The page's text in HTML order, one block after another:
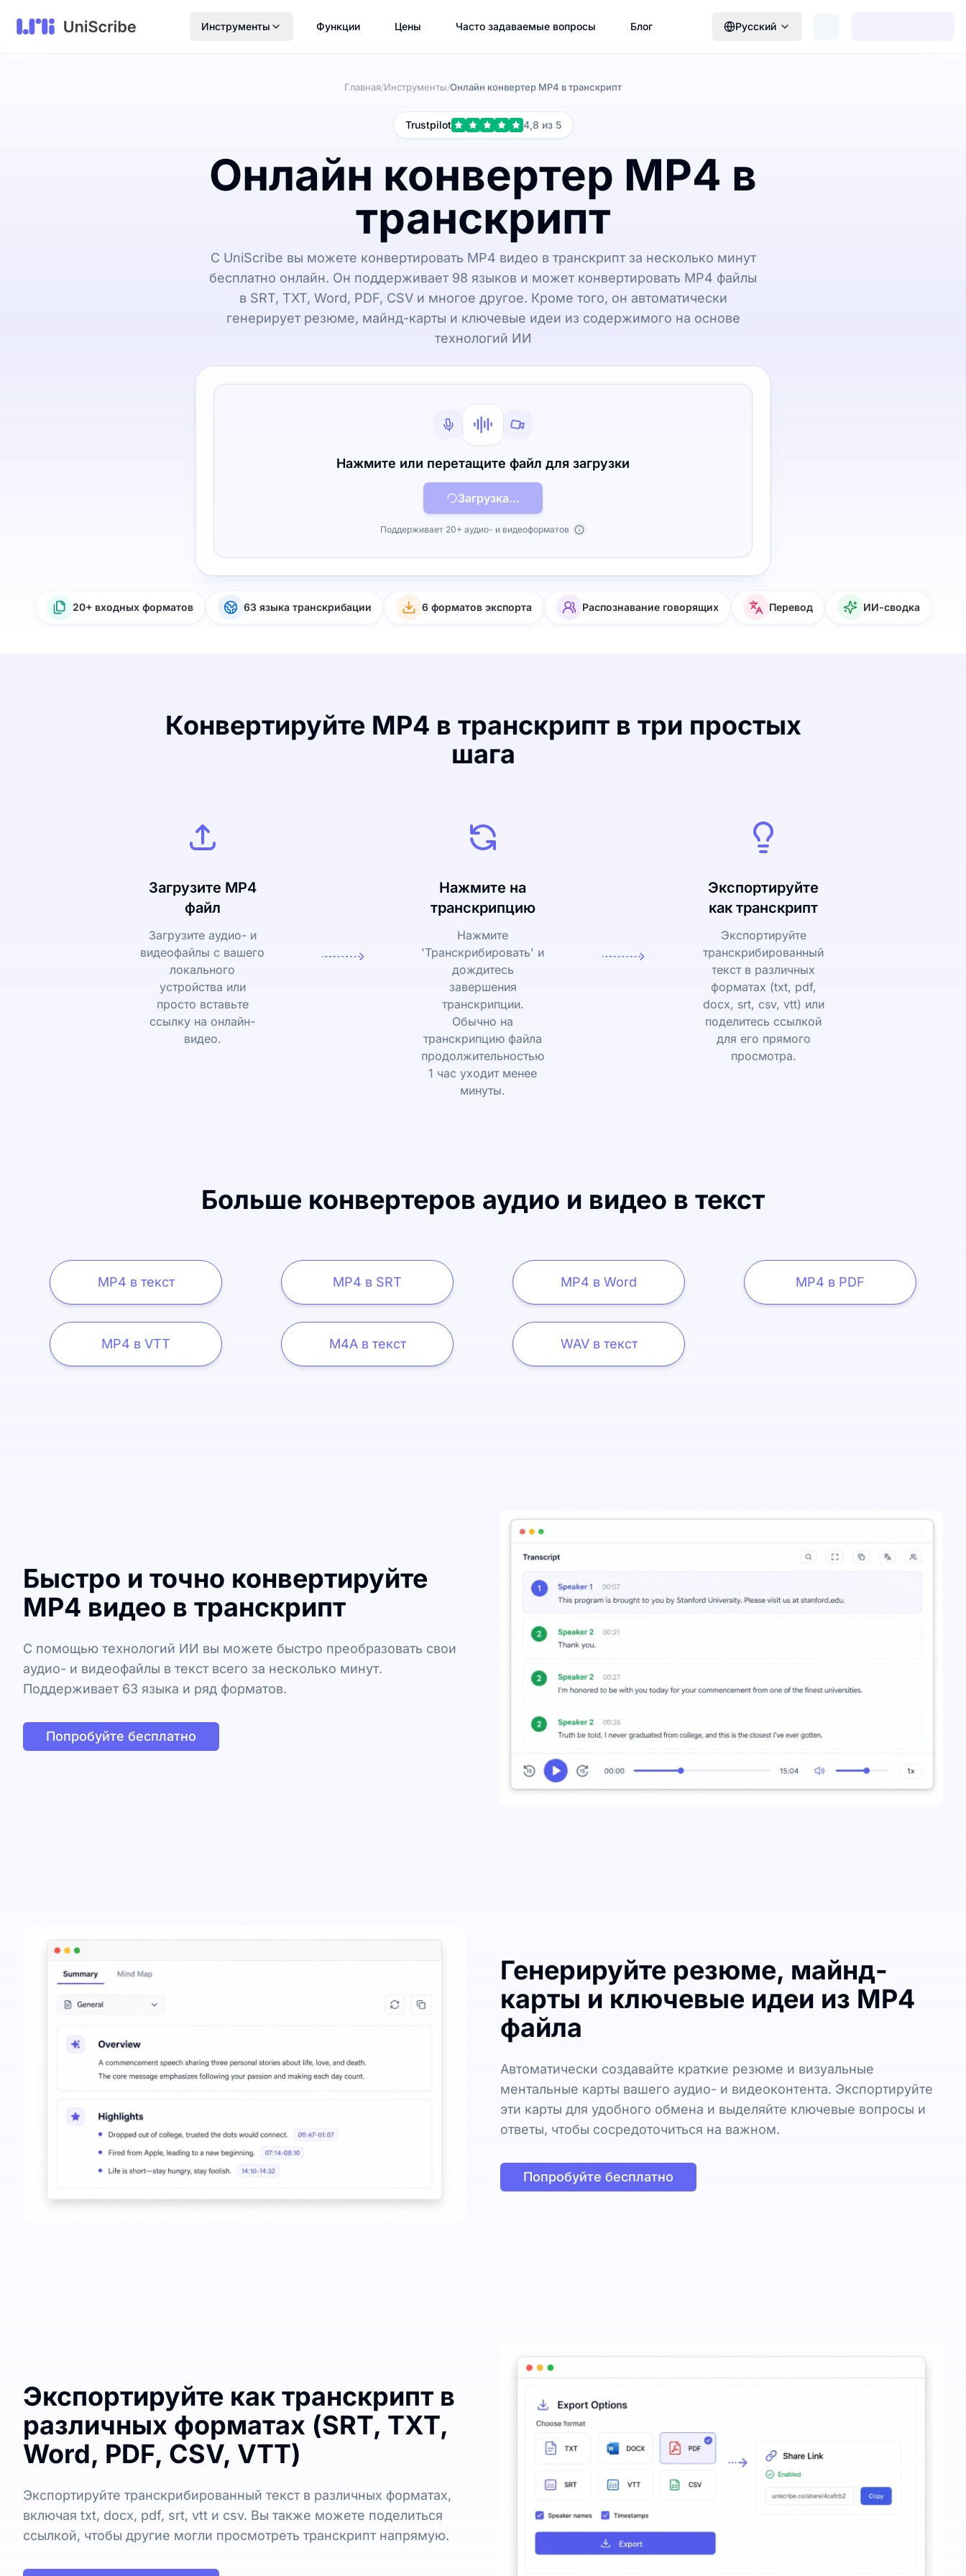
Инструменты Функции Цены Часто задаваемые вопросы Блог Русский
Главная/Инструменты/Онлайн конвертер MP4 в транскрипт
Trustpilot 4,8 из 5
Онлайн конвертер MP4 в
транскрипт
С UniScribe вы можете конвертировать MP4 видео в транскрипт за несколько минут
бесплатно онлайн. Он поддерживает 98 языков и может конвертировать MP4 файлы
в SRT, TXT, Word, PDF, CSV и многое другое. Кроме того, он автоматически
генерирует резюме, майнд-карты и ключевые идеи из содержимого на основе
технологий ИИ
Нажмите или перетащите файл для загрузки
Загрузка...
Поддерживает 20+ аудио- и видеоформатов
20+ входных форматов 63 языка транскрибации 6 форматов экспорта Распознавание говорящих Перевод ИИ-сводка
Конвертируйте MP4 в транскрипт в три простых
шага
Загрузите MP4
файл
Загрузите аудио- и
видеофайлы с вашего
локального
устройства или
просто вставьте
ссылку на онлайн-
видео.
Нажмите на
транскрипцию
Нажмите
'Транскрибировать' и
дождитесь
завершения
транскрипции.
Обычно на
транскрипцию файла
продолжительностью
1 час уходит менее
минуты.
Экспортируйте
как транскрипт
Экспортируйте
транскрибированный
текст в различных
форматах (txt, pdf,
docx, srt, csv, vtt) или
поделитесь ссылкой
для его прямого
просмотра.
Больше конвертеров аудио и видео в текст
MP4 в текст MP4 в SRT MP4 в Word MP4 в PDF
MP4 в VTT M4A в текст WAV в текст
Быстро и точно конвертируйте
MP4 видео в транскрипт
С помощью технологий ИИ вы можете быстро преобразовать свои
аудио- и видеофайлы в текст всего за несколько минут.
Поддерживает 63 языка и ряд форматов.
Попробуйте бесплатно
Генерируйте резюме, майнд-
карты и ключевые идеи из MP4
файла
Автоматически создавайте краткие резюме и визуальные
ментальные карты вашего аудио- и видеоконтента. Экспортируйте
эти карты для удобного обмена и выделяйте ключевые вопросы и
ответы, чтобы сосредоточиться на важном.
Попробуйте бесплатно
Экспортируйте как транскрипт в
различных форматах (SRT, TXT,
Word, PDF, CSV, VTT)
Экспортируйте транскрибированный текст в различных форматах,
включая txt, docx, pdf, srt, vtt и csv. Вы также можете поделиться
ссылкой, чтобы другие могли просмотреть транскрипт напрямую.